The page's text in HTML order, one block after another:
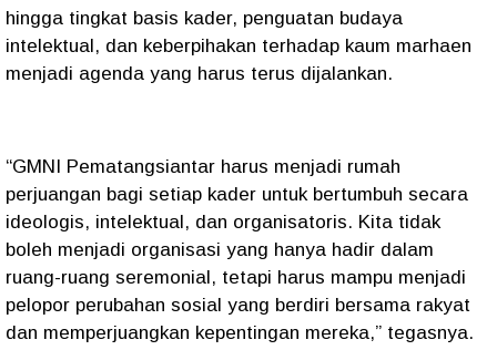
hingga tingkat basis kader, penguatan budaya
intelektual, dan keberpihakan terhadap kaum marhaen
menjadi agenda yang harus terus dijalankan.
“GMNI Pematangsiantar harus menjadi rumah
perjuangan bagi setiap kader untuk bertumbuh secara
ideologis, intelektual, dan organisatoris. Kita tidak
boleh menjadi organisasi yang hanya hadir dalam
ruang-ruang seremonial, tetapi harus mampu menjadi
pelopor perubahan sosial yang berdiri bersama rakyat
dan memperjuangkan kepentingan mereka,” tegasnya.